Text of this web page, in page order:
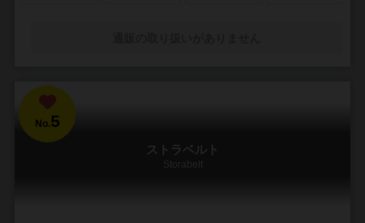
No.5
ストラベルト
Storabelt